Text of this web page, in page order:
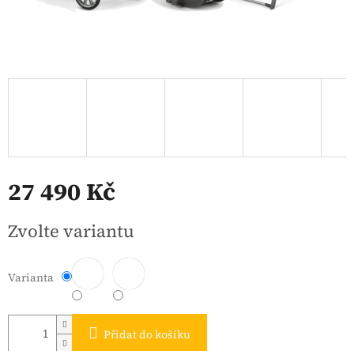
27 490 Kč
cena:
Zvolte variantu
Varianta
Přidat do košíku